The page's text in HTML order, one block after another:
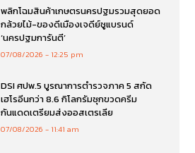
พลิกโฉมสินค้าเกษตรนครปฐมรวมสุดยอด
กล้วยไม้-ของดีเมืองเจดีย์ชูแบรนด์
‘นครปฐมการันตี’
07/08/2026 12:25 pm
DSI ศปพ.5 บูรณาการตำรวจภาค 5 สกัด
เฮโรอีนกว่า 8.6 กิโลกรัมซุกขวดครีม
กันแดดเตรียมส่งออสเตรเลีย
07/08/2026 11:41 am